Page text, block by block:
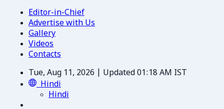
Editor-in-Chief
Advertise with Us
Gallery
Videos
Contacts
Tue, Aug 11, 2026 | Updated 01:18 AM IST
Hindi
Hindi